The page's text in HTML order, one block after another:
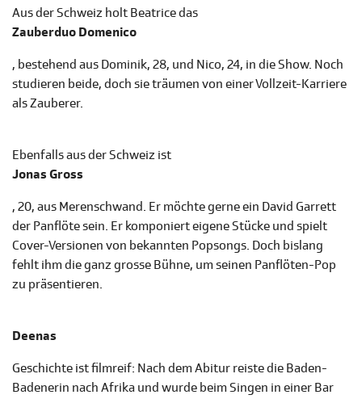
Aus der Schweiz holt Beatrice das
Zauberduo Domenico
, bestehend aus Dominik, 28, und Nico, 24, in die Show. Noch
studieren beide, doch sie träumen von einer Vollzeit-Karriere
als Zauberer.
Ebenfalls aus der Schweiz ist
Jonas Gross
, 20, aus Merenschwand. Er möchte gerne ein David Garrett
der Panflöte sein. Er komponiert eigene Stücke und spielt
Cover-Versionen von bekannten Popsongs. Doch bislang
fehlt ihm die ganz grosse Bühne, um seinen Panflöten-Pop
zu präsentieren.
Deenas
Geschichte ist filmreif: Nach dem Abitur reiste die Baden-
Badenerin nach Afrika und wurde beim Singen in einer Bar